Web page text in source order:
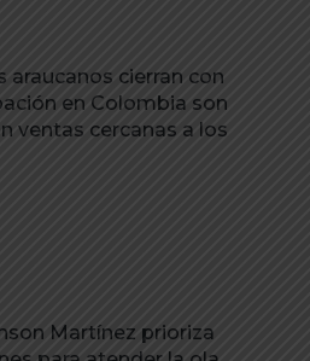
araucanos cierran con
en Colombia son
ventas cercanas a los
Martínez prioriza